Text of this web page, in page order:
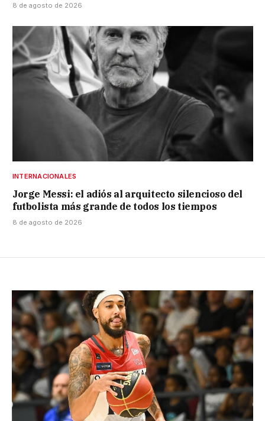
8 de agosto de 2026
INTERNACIONALES
Jorge Messi: el adiós al arquitecto silencioso del
futbolista más grande de todos los tiempos
8 de agosto de 2026